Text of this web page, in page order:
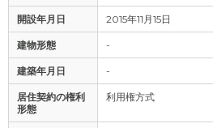
開設年月日 2015年11月15日
建物形態 -
建築年月日 -
居住契約の権利
形態
利用権方式